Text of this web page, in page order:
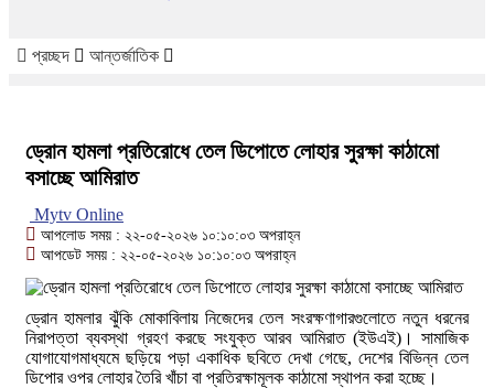
প্রচ্ছদ আন্তর্জাতিক
ড্রোন হামলা প্রতিরোধে তেল ডিপোতে লোহার সুরক্ষা কাঠামো
বসাচ্ছে আমিরাত
Mytv Online
আপলোড সময় : ২২-০৫-২০২৬ ১০:১০:০৩ অপরাহ্ন
আপডেট সময় : ২২-০৫-২০২৬ ১০:১০:০৩ অপরাহ্ন
ড্রোন হামলার ঝুঁকি মোকাবিলায় নিজেদের তেল সংরক্ষণাগারগুলোতে নতুন ধরনের
নিরাপত্তা ব্যবস্থা গ্রহণ করছে সংযুক্ত আরব আমিরাত (ইউএই)। সামাজিক
যোগাযোগমাধ্যমে ছড়িয়ে পড়া একাধিক ছবিতে দেখা গেছে, দেশের বিভিন্ন তেল
ডিপোর ওপর লোহার তৈরি খাঁচা বা প্রতিরক্ষামূলক কাঠামো স্থাপন করা হচ্ছে।